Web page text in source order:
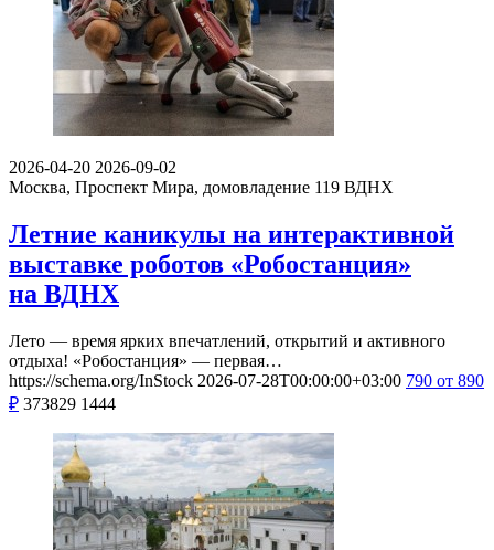
2026-04-20 2026-09-02
Москва, Проспект Мира, домовладение 119 ВДНХ
Летние каникулы на интерактивной
выставке роботов «Робостанция»
на ВДНХ
Лето — время ярких впечатлений, открытий и активного
отдыха! «Робостанция» — первая…
https://schema.org/InStock 2026-07-28T00:00:00+03:00 790 от 890
₽ 373829 1444